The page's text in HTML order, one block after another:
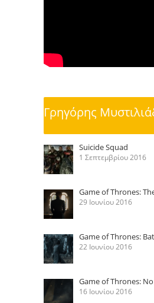
Γρηγόρης
Suicide Squad
1 Σεπτεμβρίου 2016
Game of Thrones:
29 Ιουνίου 2016
Game of Thrones:
22 Ιουνίου 2016
Game of Thrones:
16 Ιουνίου 2016